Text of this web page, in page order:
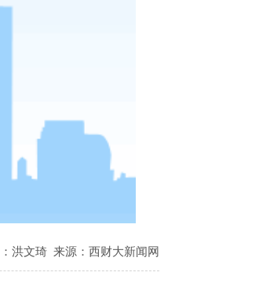
洪文琦 来源：西财大新闻网